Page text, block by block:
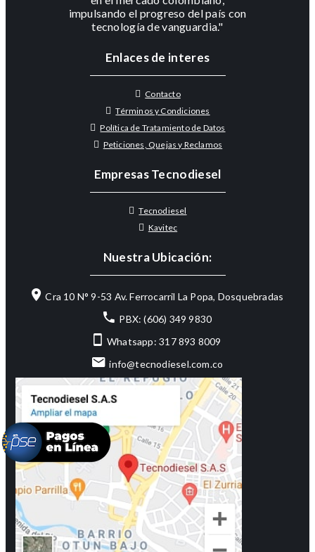
impulsando el progreso del país con
tecnología de vanguardia."
Enlaces de interes
Contacto
Términos y Condiciones
Política de Tratamiento de Datos
Peticiones, Quejas y Reclamos
Empresas Tecnodiesel
Tecnodiesel
Kavitec
Nuestra Ubicación:
Cra 10 N° 9-53 Av. Ferrocarril La Popa, Dosquebradas
PBX: (606) 349 9830
Whatsapp: 317 893 8009
info@tecnodiesel.com.co